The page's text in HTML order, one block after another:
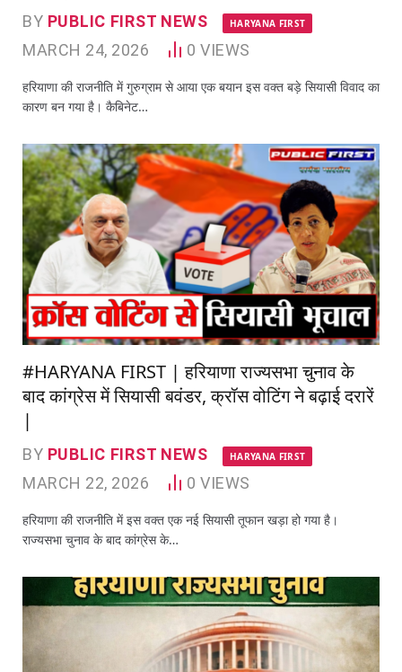
BY PUBLIC FIRST NEWS HARYANA FIRST
MARCH 24, 2026 0VIEWS
हरियाणा की राजनीति में गुरुग्राम से आया एक बयान इस वक्त बड़े सियासी विवाद का
कारण बन गया है। कैबिनेट…
#HARYANA FIRST | हरियाणा राज्यसभा चुनाव के
बाद कांग्रेस में सियासी बवंडर, क्रॉस वोटिंग ने बढ़ाई दरारें
|
BY PUBLIC FIRST NEWS HARYANA FIRST
MARCH 22, 2026 0VIEWS
हरियाणा की राजनीति में इस वक्त एक नई सियासी तूफान खड़ा हो गया है।
राज्यसभा चुनाव के बाद कांग्रेस के…